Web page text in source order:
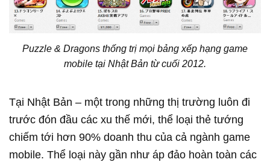
Puzzle & Dragons thống trị mọi bảng xếp hạng game
mobile tại Nhật Bản từ cuối 2012.
Tại Nhật Bản – một trong những thị trường luôn đi
trước đón đầu các xu thế mới, thể loại thẻ tướng
chiếm tới hơn 90% doanh thu của cả ngành game
mobile. Thể loại này gần như áp đảo hoàn toàn các